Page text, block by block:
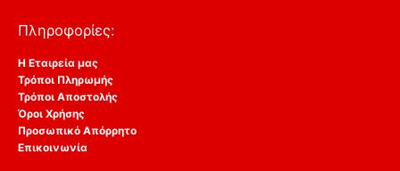
Πληροφορίες:
Η Εταιρεία μας
Τρόποι Πληρωμής
Τρόποι Αποστολής
Όροι Χρήσης
Προσωπικό Απόρρητο
Επικοινωνία